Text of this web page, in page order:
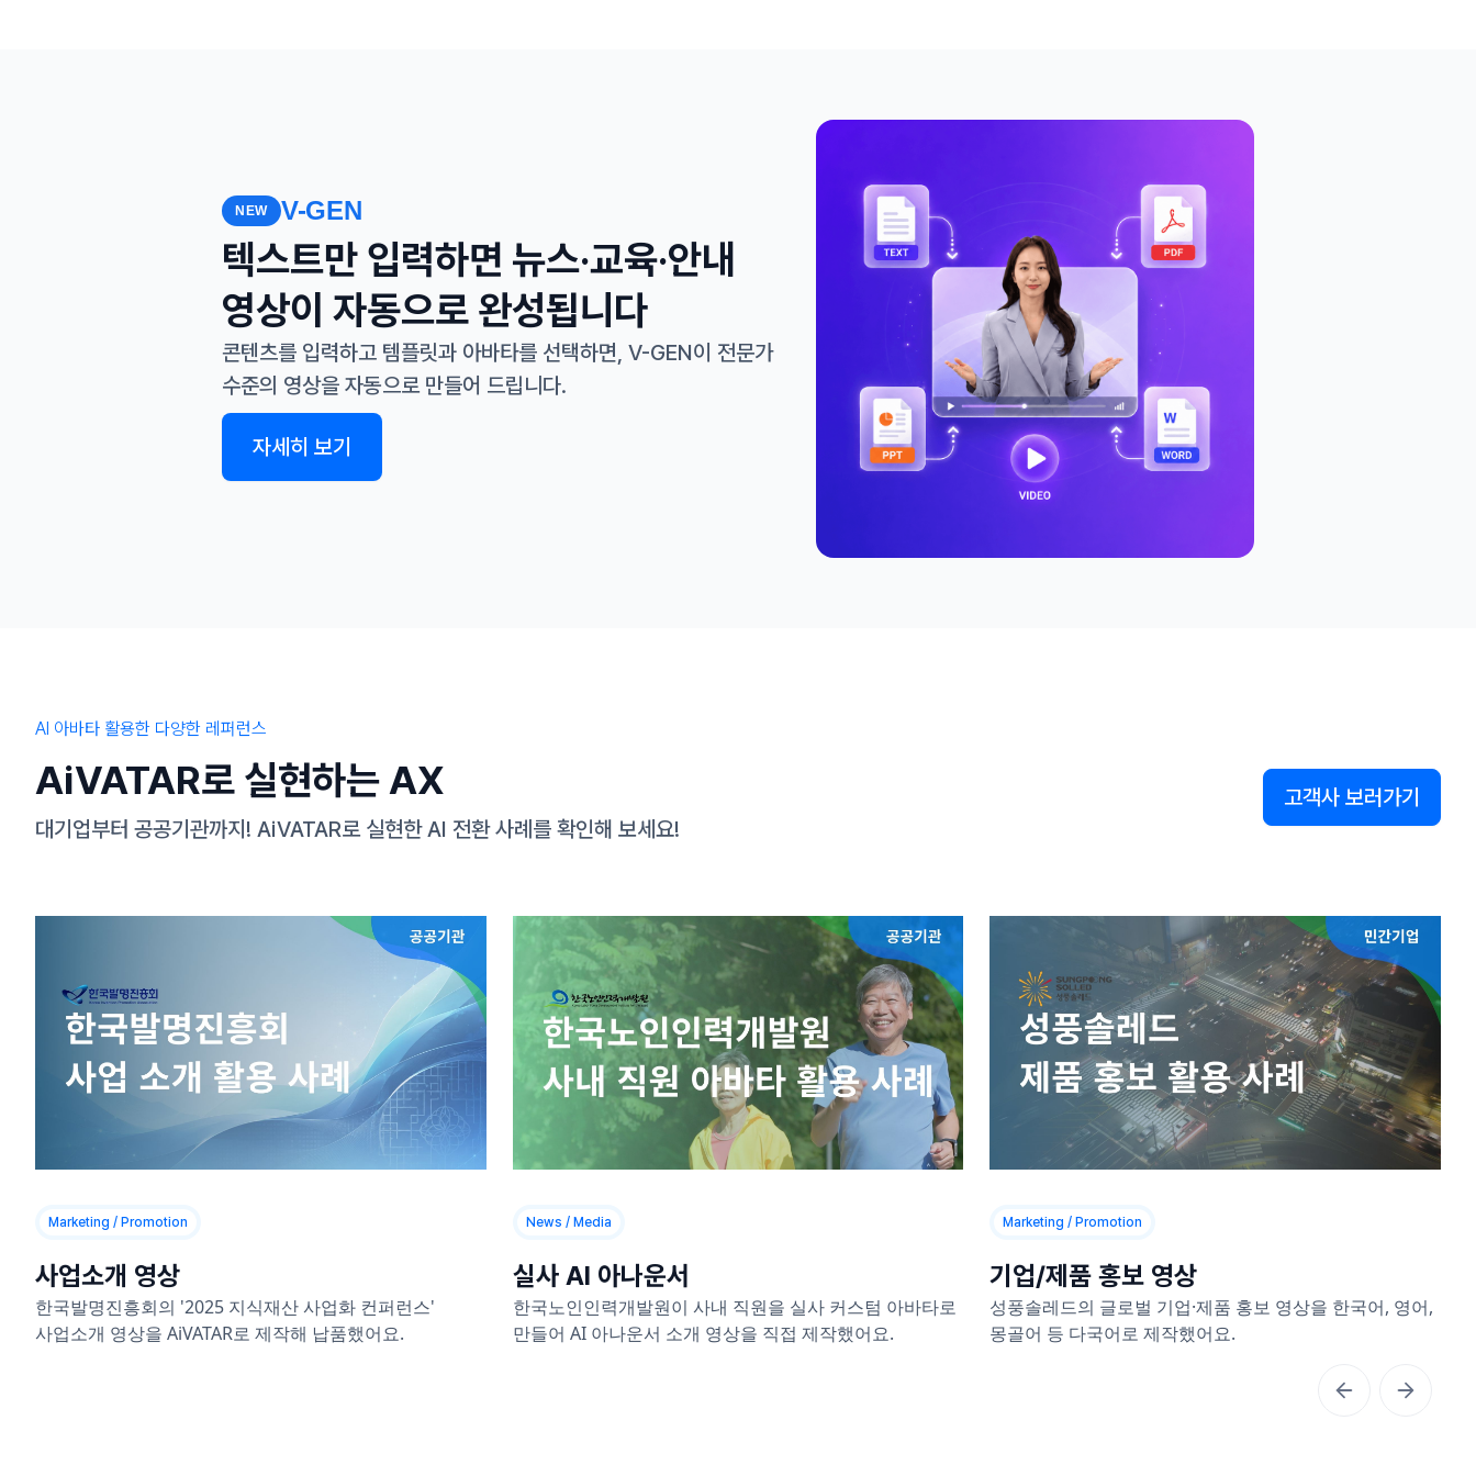
NEW V-GEN
텍스트만 입력하면 뉴스·교육·안내
영상이 자동으로 완성됩니다
콘텐츠를 입력하고 템플릿과 아바타를 선택하면, V-GEN이 전문가
수준의 영상을 자동으로 만들어 드립니다.
자세히 보기
AI 아바타 활용한 다양한 레퍼런스
AiVATAR로 실현하는 AX
대기업부터 공공기관까지! AiVATAR로 실현한 AI 전환 사례를 확인해 보세요!
고객사 보러가기
Marketing / Promotion
사업소개 영상
한국발명진흥회의 '2025 지식재산 사업화 컨퍼런스'
사업소개 영상을 AiVATAR로 제작해 납품했어요.
News / Media
실사 AI 아나운서
한국노인인력개발원이 사내 직원을 실사 커스텀 아바타로
만들어 AI 아나운서 소개 영상을 직접 제작했어요.
Marketing / Promotion
기업/제품 홍보 영상
성풍솔레드의 글로벌 기업·제품 홍보 영상을 한국어, 영어,
몽골어 등 다국어로 제작했어요.